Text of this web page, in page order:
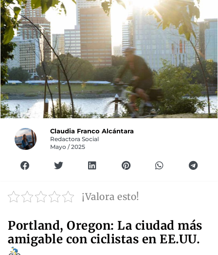
Claudia Franco Alcántara
Redactora Social
Mayo / 2025
¡Valora esto!
Portland, Oregon: La ciudad más
amigable con ciclistas en EE.UU.